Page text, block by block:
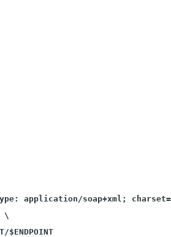
application/soap+xml;
\